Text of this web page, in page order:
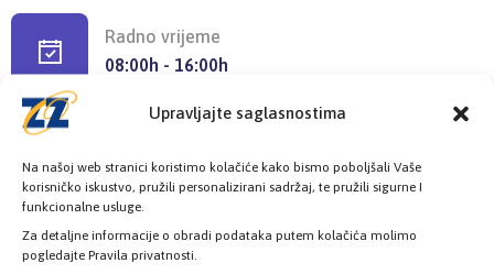
Upravljajte saglasnostima
Na našoj web stranici koristimo kolačiće kako bismo poboljšali Vaše
korisničko iskustvo, pružili personalizirani sadržaj, te pružili sigurne I
funkcionalne usluge.
Za detaljne informacije o obradi podataka putem kolačića molimo
pogledajte Pravila privatnosti.
Radno vrijeme
08:00h - 16:00h
Provjerite status vaše elektronske
zdravstvene kartice